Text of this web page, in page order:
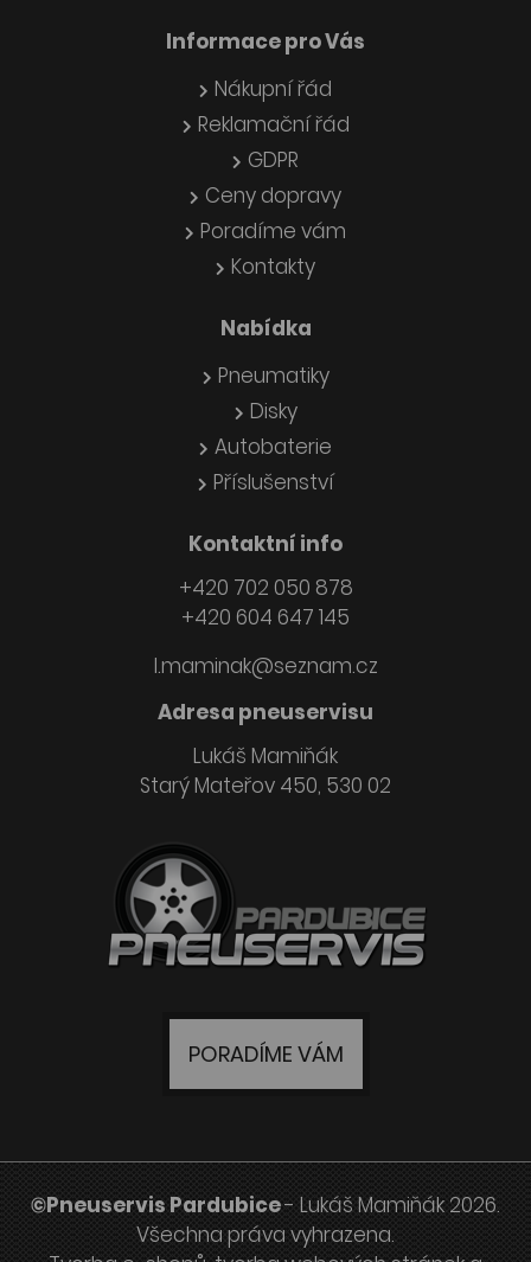
Informace pro Vás
Nákupní řád
Reklamační řád
GDPR
Ceny dopravy
Poradíme vám
Kontakty
Nabídka
Pneumatiky
Disky
Autobaterie
Příslušenství
Kontaktní info
+420 702 050 878
+420 604 647 145
l.maminak@seznam.cz
Adresa pneuservisu
Lukáš Mamiňák
Starý Mateřov 450, 530 02
PORADÍME VÁM
©Pneuservis Pardubice- Lukáš Mamiňák 2026.
Všechna práva vyhrazena.